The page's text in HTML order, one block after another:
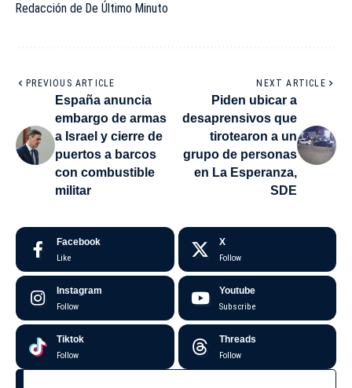
Redacción de De Último Minuto
PREVIOUS ARTICLE
España anuncia
embargo de armas
a Israel y cierre de
puertos a barcos
con combustible
militar
NEXT ARTICLE
Piden ubicar a
desaprensivos que
tirotearon a un
grupo de personas
en La Esperanza,
SDE
Facebook
Like
X
Follow
Instagram
Follow
Youtube
Subscribe
Tiktok
Follow
Threads
Follow